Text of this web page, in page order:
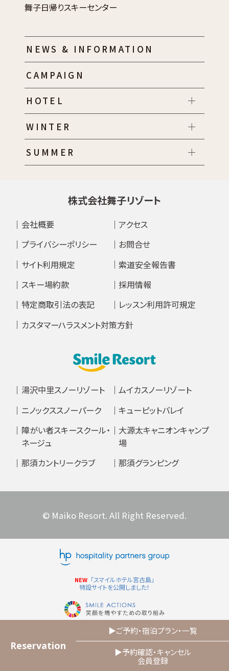
舞子日帰りスキーセンター
NEWS & INFORMATION
CAMPAIGN
HOTEL
WINTER
SUMMER
株式会社舞子リゾート
会社概要
プライバシーポリシー
サイト利用規定
スキー場約款
特定商取引法の表記
レッスン利用許可規定
アクセス
お問合せ
索道安全報告書
採用情報
カスタマーハラスメント対策方針
湯沢中里スノーリゾート
ムイカスノーリゾート
ニノックススノーパーク
キューピットバレイ
障がい者スキースクール・
ネージュ
大源太キャニオンキャンプ
場
那須カントリークラブ
那須グランピング
© Maiko Resort. All Right Reserved.
Reservation
ご予約・宿泊プラン・一覧
予約確認・キャンセル
会員登録
NEW 「スマイルホテル宮古島」
特設サイトを公開しました！